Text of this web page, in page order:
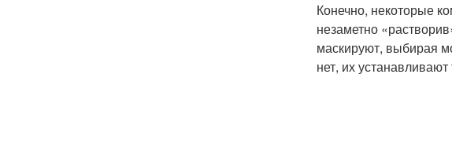
Конечно, некоторые
незаметно
маскируют, выбирая
нет, их устанавливают